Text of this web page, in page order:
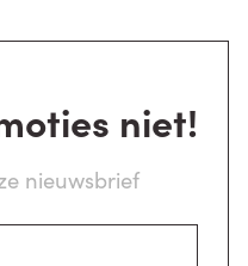
niet!
nieuwsbrief